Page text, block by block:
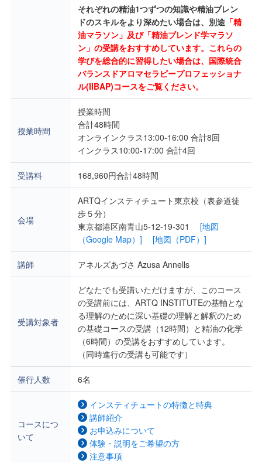
それぞれの精油1つずつの知識や精油ブレン
ドのスキルをより深めたい場合は、別途 「精
油マラソン」及び「精油ブレンド学マラソ
ン」の受講をおすすめしています。これらの
学びを総合的に習得したい場合は、国際統合
バランスドアロマセラピープロフェッショナ
ル(IIBAP)コースをご覧ください。
授業時間
授業時間
合計48時間
オンラインクラス13:00-16:00 合計8回
インクラス10:00-17:00 合計4回
受講料 168,960円合計48時間
会場
ARTQインスティチュート東京校（表参道徒
歩５分）
東京都港区南青山5-12-19-301 [地図
（Google Map）]
[地図（PDF）]
講師 アネルズあづさ Azusa Annells
受講対象者
どなたでも受講いただけますが、このコース
の受講前には、ARTQ INSTITUTEの基軸とな
る理解のために深い基礎の理解と解釈のため
の基礎コースの受講（12時間）と精油の化学
（6時間）の受講をおすすめしています。
（同時進行の受講も可能です）
催行人数 6名
コースにつ
いて
インスティチュートの特徴と特典
講師紹介
お申込みについて
体験・説明をご希望の方
注意事項